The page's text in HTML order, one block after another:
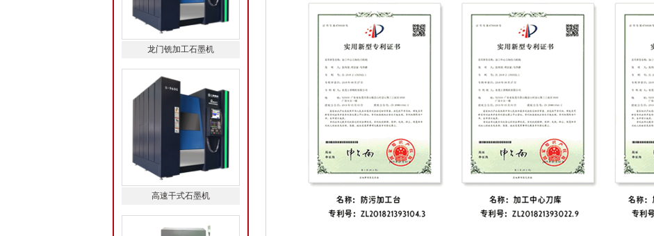
龙门铣加工石墨机
高速干式石墨机